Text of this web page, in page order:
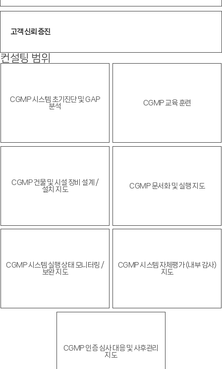
고객 신뢰 증진
컨설팅 범위
CGMP 시스템 초기진단및 GAP
분석
CGMP 교육 훈련
CGMP 건물 및 시설 장비 설계 /
설치 지도
CGMP 문서화 및 실행 지도
CGMP 시스템 실행 상태 모니터링 /
보완 지도
CGMP 시스템 자체평가 (내부 감사)
지도
CGMP 인증 심사 대응 및 사후관리
지도